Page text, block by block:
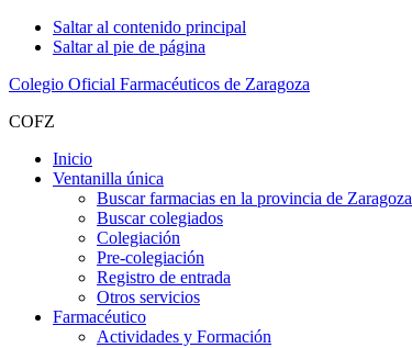
Saltar al contenido principal
Saltar al pie de página
Colegio Oficial Farmacéuticos de Zaragoza
COFZ
Inicio
Ventanilla única
Buscar farmacias en la provincia de Zaragoza
Buscar colegiados
Colegiación
Pre-colegiación
Registro de entrada
Otros servicios
Farmacéutico
Actividades y Formación